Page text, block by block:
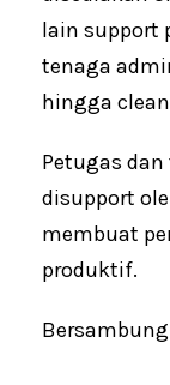
lain support
tenaga
hingga
Petugas
disupport
membuat
produktif.